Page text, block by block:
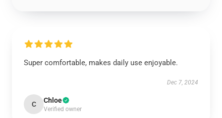
Super comfortable, makes daily use enjoyable.
Dec 7, 2024
C Chloe
Verified owner